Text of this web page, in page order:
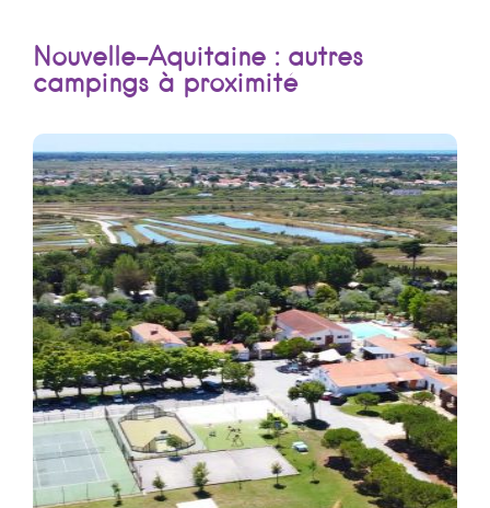
Nouvelle-Aquitaine : autres
campings à proximité